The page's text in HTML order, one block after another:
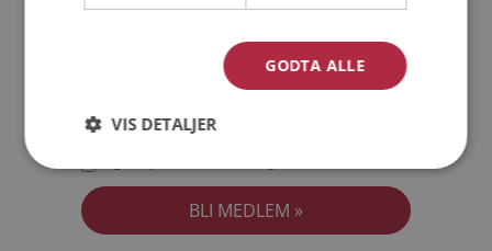
Jeg akseptererMedlemsvilkårene
GODTA ALLE
VIS DETALJER